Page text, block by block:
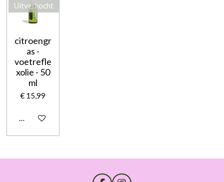
Uitverkocht
citroengr
as -
voetrefle
xolie - 50
ml
€ 15,99
Houd mij op de hoogte